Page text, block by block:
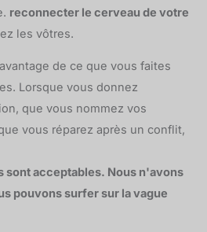
reconnecter le cerveau de votre
les vôtres.
de ce que vous faites
Lorsque vous donnez
que vous nommez vos
vous réparez après un conflit,
sont acceptables. Nous n'avons
pouvons surfer sur la vague